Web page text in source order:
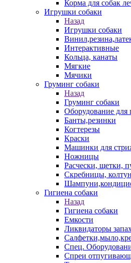
Корма для собак
Игрушки собаки
Назад
Игрушки собаки
Интерактивные
Кольца, канаты
Мягкие
Мячики
Груминг собаки
Назад
Груминг собаки
Оборудование для
Банты,резинки
Когтерезы
Краски
Машинки для
Ножницы
Расчески, щетки,
Скребницы,
Гигиена собаки
Назад
Гигиена собаки
Емкости
Ликвидаторы
Спец.
Спреи